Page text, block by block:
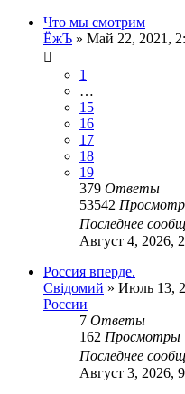
Что мы смотрим
ЁжЪ » Май 22, 2021,
1
…
15
16
17
18
19
379 Ответы
53542
Последнее
Август 4, 2026,
Россия вперде.
Свідомий » Июль 13,
России
7 Ответы
162 Просмотры
Последнее
Август 3, 2026,